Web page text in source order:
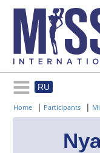
RU
Rules and
About
Home | Participants |